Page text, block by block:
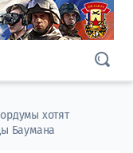
хотят
Баумана